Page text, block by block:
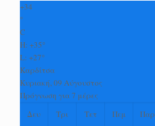
+34
°
C
H: +35°
L: +27°
Καρδίτσα
Κυριακή, 09 Αύγουστος
Πρόγνωση για 7 μέρες
Δευ
Τρι Τετ Πεμ Παρ